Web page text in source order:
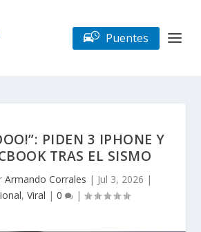
Puentes
PIDEN 3 IPHONE Y
TRAS EL SISMO
Armando Corrales | Jul 3, 2026 |
, Viral | 0 |